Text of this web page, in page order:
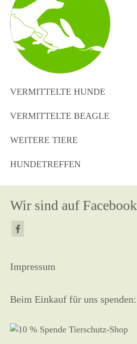
VERMITTELTE HUNDE
VERMITTELTE BEAGLE
WEITERE TIERE
HUNDETREFFEN
Wir sind auf Facebook
Impressum
Beim Einkauf für uns spenden: